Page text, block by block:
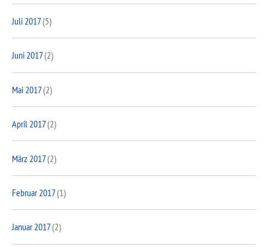
Juli 2017(5)
Juni 2017(2)
Mai 2017(2)
April 2017(2)
März 2017(2)
Februar 2017(1)
Januar 2017(2)